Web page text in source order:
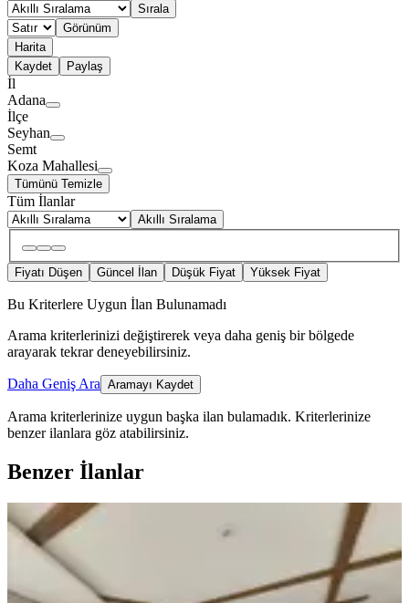
Sırala
Görünüm
Harita
Kaydet
Paylaş
İl
Adana
İlçe
Seyhan
Semt
Koza Mahallesi
Tümünü Temizle
Tüm İlanlar
Akıllı Sıralama
Fiyatı Düşen Güncel İlan Düşük Fiyat Yüksek Fiyat
Bu Kriterlere Uygun İlan Bulunamadı
Arama kriterlerinizi değiştirerek veya daha geniş bir bölgede
arayarak tekrar deneyebilirsiniz.
Daha Geniş Ara Aramayı Kaydet
Arama kriterlerinize uygun başka ilan bulamadık. Kriterlerinize
benzer ilanlara göz atabilirsiniz.
Benzer İlanlar
ÖNE ÇIKAN
Selanikten Türkmenbaşı Bulvarı
Cepheli 3+1+çb+go+kilerli D.gazlı
Seyhan, Pınar Mahallesi